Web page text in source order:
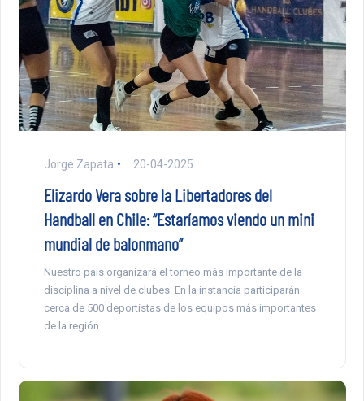
Jorge Zapata 20-04-2025
Elizardo Vera sobre la Libertadores del
Handball en Chile: “Estaríamos viendo un mini
mundial de balonmano”
Nuestro país organizará el torneo más importante de la
disciplina a nivel de clubes. En la instancia participarán
cerca de 500 deportistas de los equipos más importantes
de la región.